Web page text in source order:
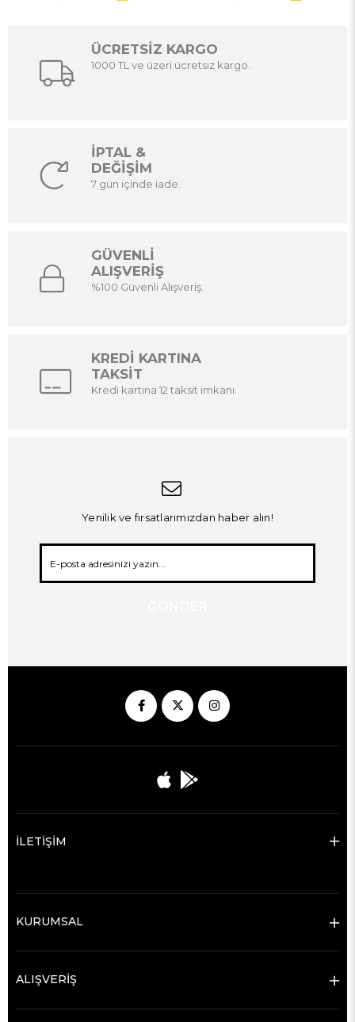
ÜCRETSİZ KARGO
1000 TL ve üzeri ücretsiz kargo.
İPTAL &
DEĞİŞİM
7 gün içinde iade.
GÜVENLİ
ALIŞVERİŞ
%100 Güvenli Alışveriş.
KREDİ KARTINA
TAKSİT
Kredi kartına 12 taksit imkanı.
Yenilik ve fırsatlarımızdan haber alın!
İLETİŞİM
KURUMSAL
ALIŞVERİŞ